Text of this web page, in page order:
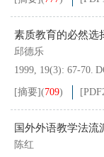
素质教育的必然
邱德乐
1999, 19(3): 67-70.
[摘要](709) [PDF
国外外语教学法流
陈红